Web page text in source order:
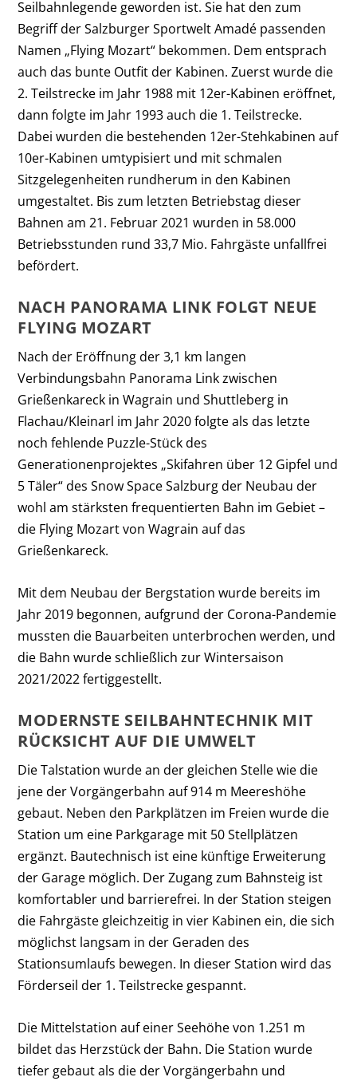
Seilbahnlegende geworden ist. Sie hat den zum
Begriff der Salzburger Sportwelt Amadé passenden
Namen „Flying Mozart“ bekommen. Dem entsprach
auch das bunte Outfit der Kabinen. Zuerst wurde die
2. Teilstrecke im Jahr 1988 mit 12er-Kabinen eröffnet,
dann folgte im Jahr 1993 auch die 1. Teilstrecke.
Dabei wurden die bestehenden 12er-Stehkabinen auf
10er-Kabinen umtypisiert und mit schmalen
Sitzgelegenheiten rundherum in den Kabinen
umgestaltet. Bis zum letzten Betriebstag dieser
Bahnen am 21. Februar 2021 wurden in 58.000
Betriebsstunden rund 33,7 Mio. Fahrgäste unfallfrei
befördert.
NACH PANORAMA LINK FOLGT NEUE
FLYING MOZART
Nach der Eröffnung der 3,1 km langen
Verbindungsbahn Panorama Link zwischen
Grießenkareck in Wagrain und Shuttleberg in
Flachau/Kleinarl im Jahr 2020 folgte als das letzte
noch fehlende Puzzle-Stück des
Generationenprojektes „Skifahren über 12 Gipfel und
5 Täler“ des Snow Space Salzburg der Neubau der
wohl am stärksten frequentierten Bahn im Gebiet –
die Flying Mozart von Wagrain auf das
Grießenkareck.
Mit dem Neubau der Bergstation wurde bereits im
Jahr 2019 begonnen, aufgrund der Corona-Pandemie
mussten die Bauarbeiten unterbrochen werden, und
die Bahn wurde schließlich zur Wintersaison
2021/2022 fertiggestellt.
MODERNSTE SEILBAHNTECHNIK MIT
RÜCKSICHT AUF DIE UMWELT
Die Talstation wurde an der gleichen Stelle wie die
jene der Vorgängerbahn auf 914 m Meereshöhe
gebaut. Neben den Parkplätzen im Freien wurde die
Station um eine Parkgarage mit 50 Stellplätzen
ergänzt. Bautechnisch ist eine künftige Erweiterung
der Garage möglich. Der Zugang zum Bahnsteig ist
komfortabler und barrierefrei. In der Station steigen
die Fahrgäste gleichzeitig in vier Kabinen ein, die sich
möglichst langsam in der Geraden des
Stationsumlaufs bewegen. In dieser Station wird das
Förderseil der 1. Teilstrecke gespannt.
Die Mittelstation auf einer Seehöhe von 1.251 m
bildet das Herzstück der Bahn. Die Station wurde
tiefer gebaut als die der Vorgängerbahn und